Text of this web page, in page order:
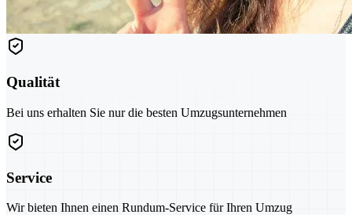
Qualität
Bei uns erhalten Sie nur die besten Umzugsunternehmen
Service
Wir bieten Ihnen einen Rundum-Service für Ihren Umzug